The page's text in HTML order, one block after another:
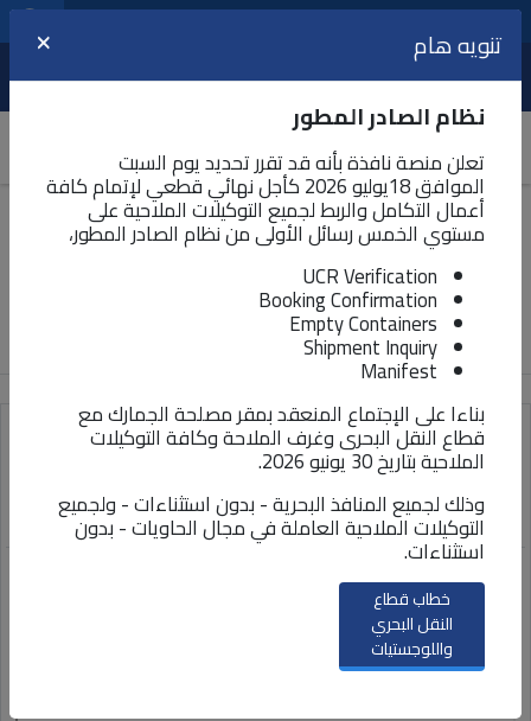
عرض
مركز التحميل
تحرص منصة نافذة على توفير الخدمات اللوجستية للمتعاملين
بشتى الطرق و الوسائل المتاحة و الواسعة الانتشار
نموذج إقرار وتعهد - مستندات تسجيل مورد أجنبي
بمنصة كارجو أكس
التصنيف : نماذج العمل تاريخ الاصدار : يوليو ٦، ٢٠٢٣ ١٢:٠٠ ص
تنويه هام ×
نظام الصادر المطور
تعلن منصة نافذة بأنه قد تقرر تحديد يوم السبت
الموافق 18يوليو 2026 كأجل نهائي قطعي لإتمام كافة
أعمال التكامل والربط لجميع التوكيلات الملاحية على
مستوي الخمس رسائل الأولى من نظام الصادر المطور،
UCR Verification
Booking Confirmation
Empty Containers
Shipment Inquiry
Manifest
بناءا على الإجتماع المنعقد بمقر مصلحة الجمارك مع
قطاع النقل البحرى وغرف الملاحة وكافة التوكيلات
الملاحية بتاريخ 30 يونيو 2026.
وذلك لجميع المنافذ البحرية - بدون استثناءات - ولجميع
التوكيلات الملاحية العاملة في مجال الحاويات - بدون
استثناءات.
خطاب قطاع
النقل البحري
واللوجستيات